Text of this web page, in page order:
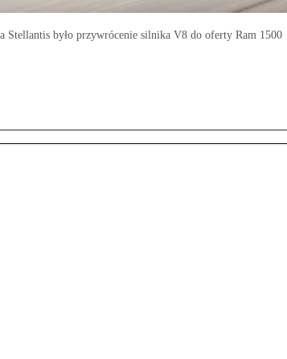
Stellantis było przywrócenie silnika V8 do oferty Ram 1500